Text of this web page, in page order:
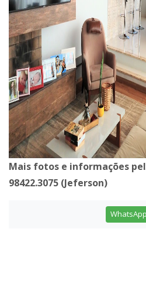
Mais fotos e informações
98422.3075 (Jeferson)
WhatsApp